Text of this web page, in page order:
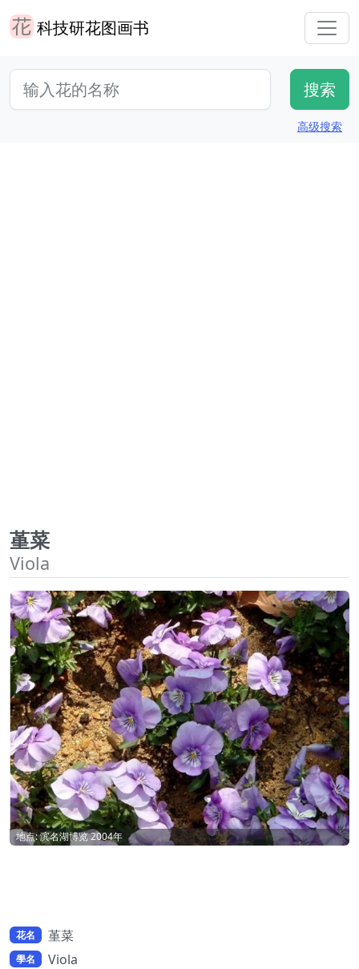
科技研花图画书
高级搜索
堇菜
Viola
地点: 滨名湖博览 2004年
花名 堇菜
學名 Viola